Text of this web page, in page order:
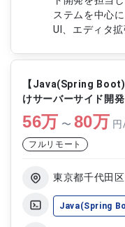
ステムを中心
UI、エディタ
容】 ・Unityを
ョン基盤の開
ト、エネミー
Unityエディタ
およびデバッ
ビューおよび
発 ・各種テス
【Java(Spring
けサーバーサイド開発
56万 〜 80万
フルリモート
東京都千代田
Java(Spring